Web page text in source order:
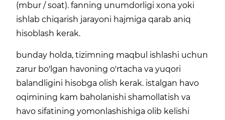
(mbur / soat). fanning unumdorligi xona yoki
ishlab chiqarish jarayoni hajmiga qarab aniq
hisoblash kerak.
bunday holda, tizimning maqbul ishlashi uchun
zarur bo'lgan havoning o'rtacha va yuqori
balandligini hisobga olish kerak. istalgan havo
oqimining kam baholanishi shamollatish va
havo sifatining yomonlashishiga olib kelishi